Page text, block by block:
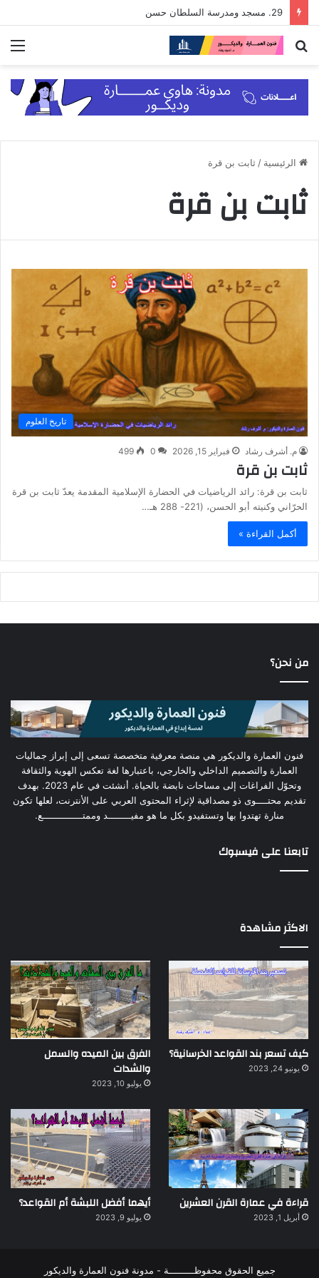
29. مسجد ومدرسة السلطان حسن
بحث
الرئيسية /ثابت بن قرة
ثابت بن قرة
تاريخ العلوم
م. أشرف رشاد فبراير 15, 2026 0
499
ثابت بن قرة
ثابت بن قرة: رائد الرياضيات في الحضارة الإسلامية المقدمة يعدّ ثابت بن قرة
الحرّاني وكنيته أبو الحسن، (221- 288 هـ…
أكمل القراءة »
من نحن؟
فنون العمارة والديكور هي منصة معرفية متخصصة تسعى إلى إبراز جماليات
العمارة والتصميم الداخلي والخارجي، باعتبارها لغة تعكس الهوية والثقافة
وتحوّل الفراغات إلى مساحات نابضة بالحياة. أنشئت في عام 2023. بهدف
تقديم محتــــوى ذو مصداقية لإثراء المحتوى العربي على الأنترنت، لعلها تكون
منارة تهتدوا بها وتستفيدو بكل ما هو مفيــــــــد وممتــــــــــــــع.
تابعنا على فيسبوك
الاكثر مشاهدة
كيف تسعر بند القواعد الخرسانية؟
يونيو 24, 2023
الفرق بين الميده والسمل
والشدات
يوليو 10, 2023
قراءة في عمارة القرن العشرين
أبريل 1, 2023
أيهما أفضل اللبشة أم القواعد؟
يوليو 9, 2023
جميع الحقوق محفوظـــــــــة - مدونة فنون العمارة والديكور